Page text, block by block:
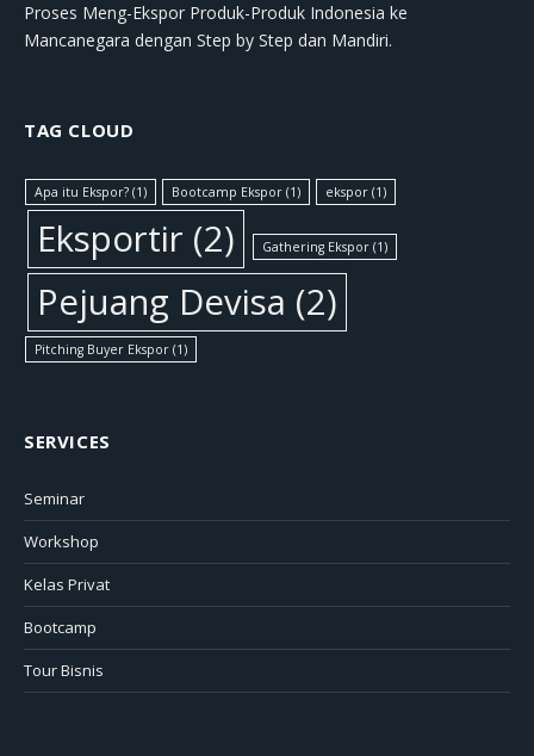
Proses Meng-Ekspor Produk-Produk Indonesia ke
Mancanegara dengan Step by Step dan Mandiri.
TAG CLOUD
Apa itu Ekspor? (1) Bootcamp Ekspor (1) ekspor (1)
Eksportir (2) Gathering Ekspor(1)
Pejuang Devisa (2)
Pitching Buyer Ekspor (1)
SERVICES
Seminar
Workshop
Kelas Privat
Bootcamp
Tour Bisnis